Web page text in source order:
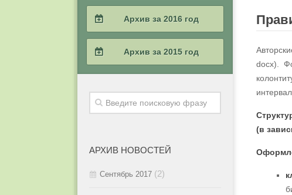
docx).
интервал.
(в
2018 / #3
2018 / #2
2017 / #3
2017 / #2
2017 / #1
Архив за 2016 год
2016 / #3
Архив за 2015 год
2015 / #3
АРХИВ НОВОСТЕЙ
Сентябрь 2017 (2)